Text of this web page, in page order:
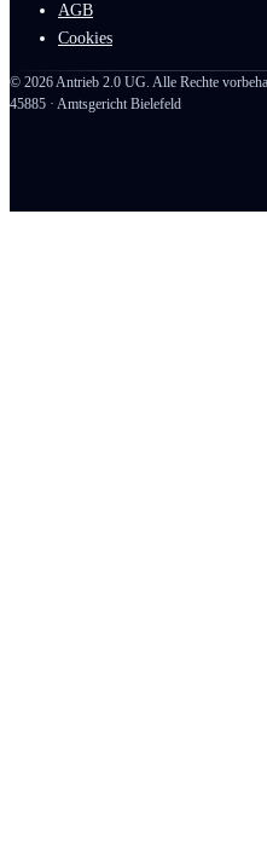
AGB
Cookies
© 2026Antrieb 2.0 UG. Alle Rechte
45885 · Amtsgericht Bielefeld